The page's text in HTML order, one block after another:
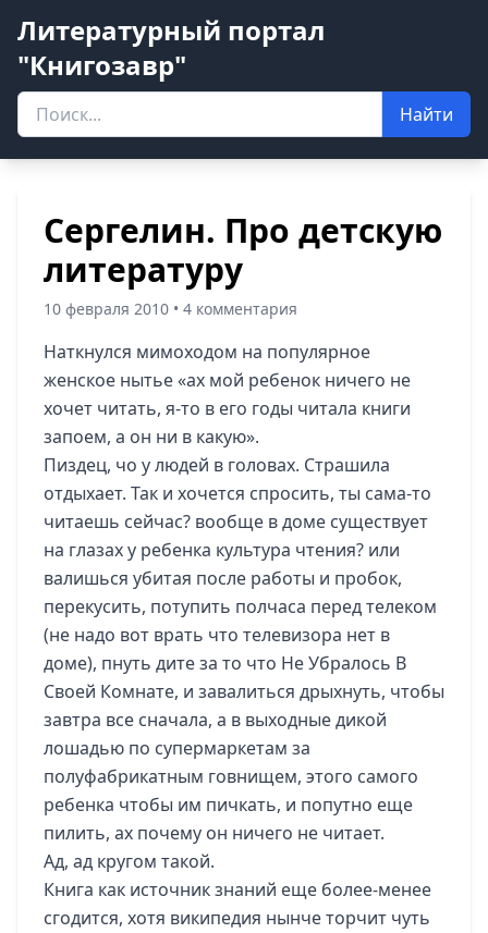
Литературный портал
"Книгозавр"
Найти
Сергелин. Про детскую
литературу
10 февраля 2010 • 4 комментария
Наткнулся мимоходом на популярное
женское нытье «ах мой ребенок ничего не
хочет читать, я-то в его годы читала книги
запоем, а он ни в какую».
Пиздец, чо у людей в головах. Страшила
отдыхает. Так и хочется спросить, ты сама-то
читаешь сейчас? вообще в доме существует
на глазах у ребенка культура чтения? или
валишься убитая после работы и пробок,
перекусить, потупить полчаса перед телеком
(не надо вот врать что телевизора нет в
доме), пнуть дите за то что Не Убралось В
Своей Комнате, и завалиться дрыхнуть, чтобы
завтра все сначала, а в выходные дикой
лошадью по супермаркетам за
полуфабрикатным говнищем, этого самого
ребенка чтобы им пичкать, и попутно еще
пилить, ах почему он ничего не читает.
Ад, ад кругом такой.
Книга как источник знаний еще более-менее
сгодится, хотя википедия нынче торчит чуть